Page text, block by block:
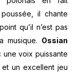
il chante
qu’il n’est pas
musique. Ossian
une voix puissante
un excellent jeu